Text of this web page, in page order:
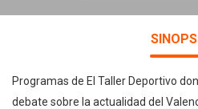
Programas de El Taller Deportivo
debate sobre la actualidad del